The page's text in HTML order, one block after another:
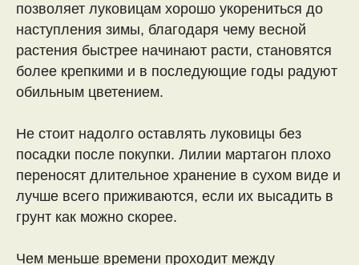
позволяет луковицам хорошо укорениться до
наступления зимы, благодаря чему весной
растения быстрее начинают расти, становятся
более крепкими и в последующие годы радуют
обильным цветением.
Не стоит надолго оставлять луковицы без
посадки после покупки. Лилии мартагон плохо
переносят длительное хранение в сухом виде и
лучше всего приживаются, если их высадить в
грунт как можно скорее.
Чем меньше времени проходит между